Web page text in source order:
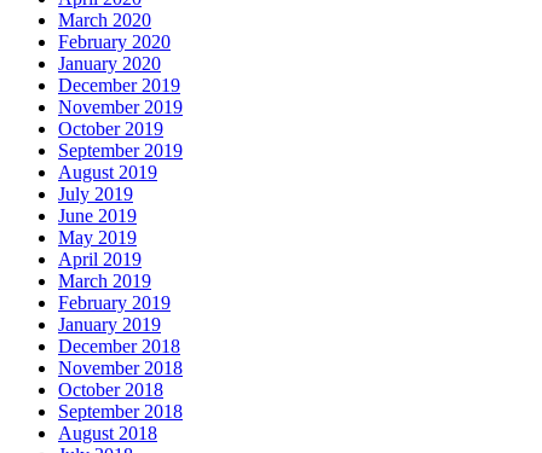
March 2020
February 2020
January 2020
December 2019
November 2019
October 2019
September 2019
August 2019
July 2019
June 2019
May 2019
April 2019
March 2019
February 2019
January 2019
December 2018
November 2018
October 2018
September 2018
August 2018